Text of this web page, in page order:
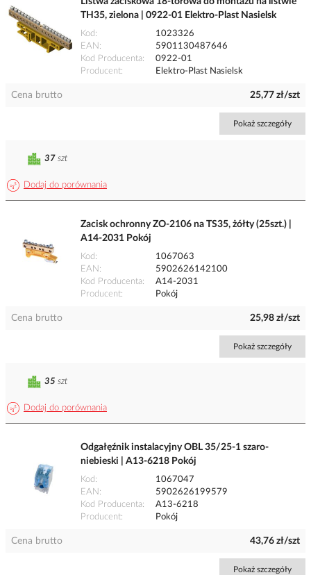
TH35, zielona | 0922-01 Elektro-Plast Nasielsk
Kod
1023326
EAN
5901130487646
Kod Producenta
0922-01
Producent
Elektro-Plast Nasielsk
Cena brutto 25,77 zł/szt
Pokaż szczegóły
Dodaj do porównania
37 szt
Zacisk ochronny ZO-2106 na TS35, żółty (25szt.) |
A14-2031 Pokój
Kod
1067063
EAN
5902626142100
Kod Producenta
A14-2031
Producent
Pokój
Cena brutto 25,98 zł/szt
Pokaż szczegóły
Dodaj do porównania
35 szt
Odgałęźnik instalacyjny OBL 35/25-1 szaro-
niebieski | A13-6218 Pokój
Kod
1067047
EAN
5902626199579
Kod Producenta
A13-6218
Producent
Pokój
Cena brutto 43,76 zł/szt
Pokaż szczegóły